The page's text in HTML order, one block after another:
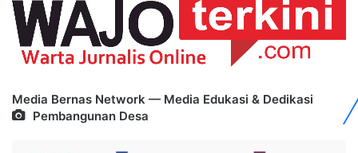
Media Bernas Network — Media Edukasi & Dedikasi
Pembangunan Desa